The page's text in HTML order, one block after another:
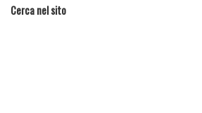
Cerca nel sito